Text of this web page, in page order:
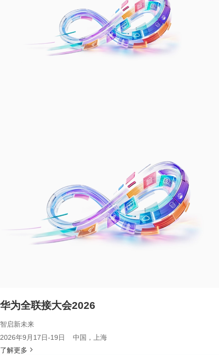
华为全联接大会2026
智启新未来
2026年9月17日-19日 中国，上海
了解更多